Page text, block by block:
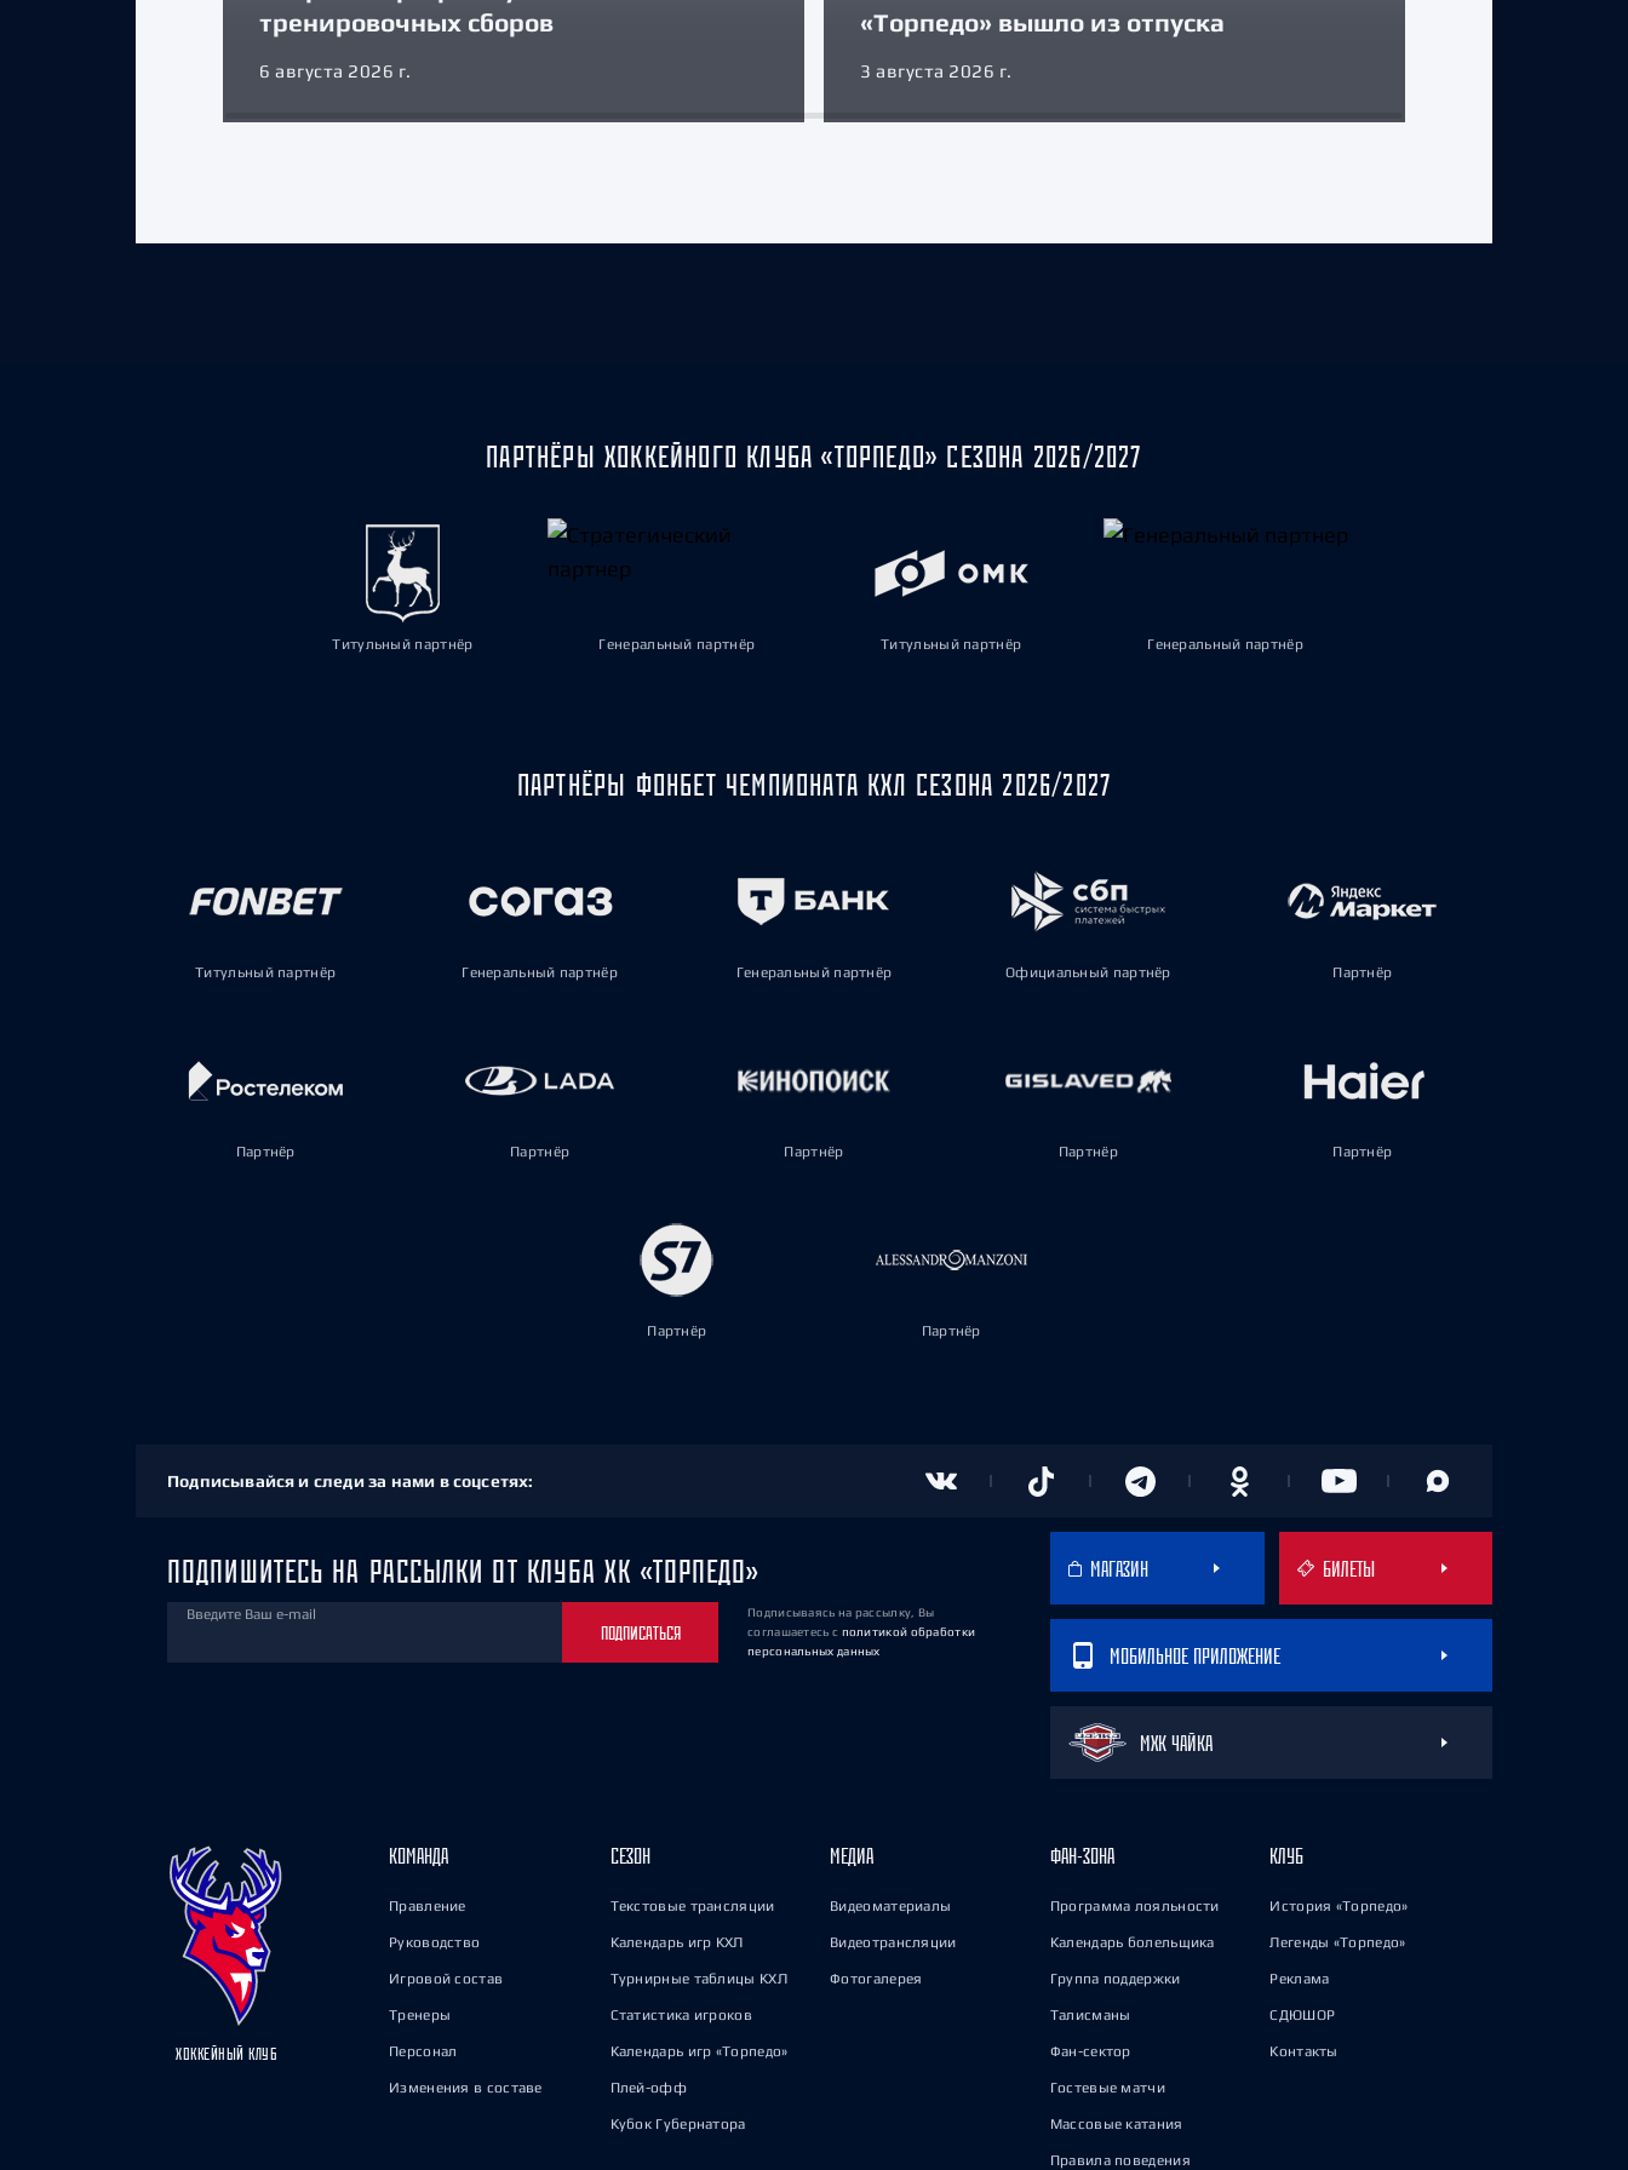
тренировочных сборов
6 августа 2026 г.
«Торпедо» вышло из отпуска
3 августа 2026 г.
ПАРТНЁРЫ ХОККЕЙНОГО КЛУБА «ТОРПЕДО» СЕЗОНА 2026/2027
Титульный партнёр Генеральный партнёр Титульный партнёр Генеральный партнёр
ПАРТНЁРЫ ФОНБЕТ ЧЕМПИОНАТА КХЛ СЕЗОНА 2026/2027
Титульный партнёр Генеральный партнёр Генеральный партнёр Официальный партнёр Партнёр
Партнёр Партнёр Партнёр Партнёр Партнёр
Партнёр Партнёр
Подписывайся и следи за нами в соцсетях:
ПОДПИШИТЕСЬ НА РАССЫЛКИ ОТ КЛУБА ХК «ТОРПЕДО»
Введите Ваш e-mail
ПОДПИСАТЬСЯ
Подписываясь на рассылку, Вы
соглашаетесь с политикой обработки
персональных данных
МАГАЗИН БИЛЕТЫ
МОБИЛЬНОЕ ПРИЛОЖЕНИЕ
МХК ЧАЙКА
ХОККЕЙНЫЙ КЛУБ
КОМАНДА
Правление
Руководство
Игровой состав
Тренеры
Персонал
Изменения в составе
СЕЗОН
Текстовые трансляции
Календарь игр КХЛ
Турнирные таблицы КХЛ
Статистика игроков
Календарь игр «Торпедо»
Плей-офф
Кубок Губернатора
МЕДИА
Видеоматериалы
Видеотрансляции
Фотогалерея
ФАН-ЗОНА
Программа лояльности
Календарь болельщика
Группа поддержки
Талисманы
Фан-сектор
Гостевые матчи
Массовые катания
Правила поведения
КЛУБ
История «Торпедо»
Легенды «Торпедо»
Реклама
СДЮШОР
Контакты